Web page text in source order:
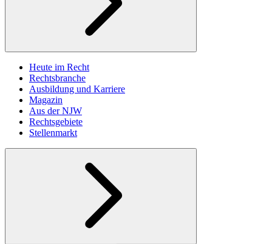
Heute im Recht
Rechtsbranche
Ausbildung und Karriere
Magazin
Aus der NJW
Rechtsgebiete
Stellenmarkt